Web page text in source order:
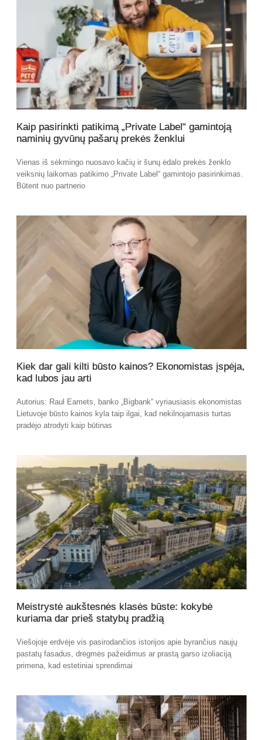
Kaip pasirinkti patikimą „Private Label“ gamintoją
naminių gyvūnų pašarų prekės ženklui
Vienas iš sėkmingo nuosavo kačių ir šunų ėdalo prekės ženklo
veiksnių laikomas patikimo „Private Label“ gamintojo pasirinkimas.
Būtent nuo partnerio
Kiek dar gali kilti būsto kainos? Ekonomistas įspėja,
kad lubos jau arti
Autorius: Raul Eamets, banko „Bigbank“ vyriausiasis ekonomistas
Lietuvoje būsto kainos kyla taip ilgai, kad nekilnojamasis turtas
pradėjo atrodyti kaip būtinas
Meistrystė aukštesnės klasės būste: kokybė
kuriama dar prieš statybų pradžią
Viešojoje erdvėje vis pasirodančios istorijos apie byrančius naujų
pastatų fasadus, drėgmės pažeidimus ar prastą garso izoliaciją
primena, kad estetiniai sprendimai